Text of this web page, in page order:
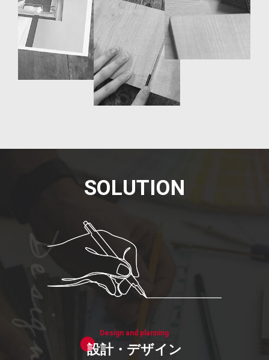
SOLUTION
設計・デザイン
Design and planning